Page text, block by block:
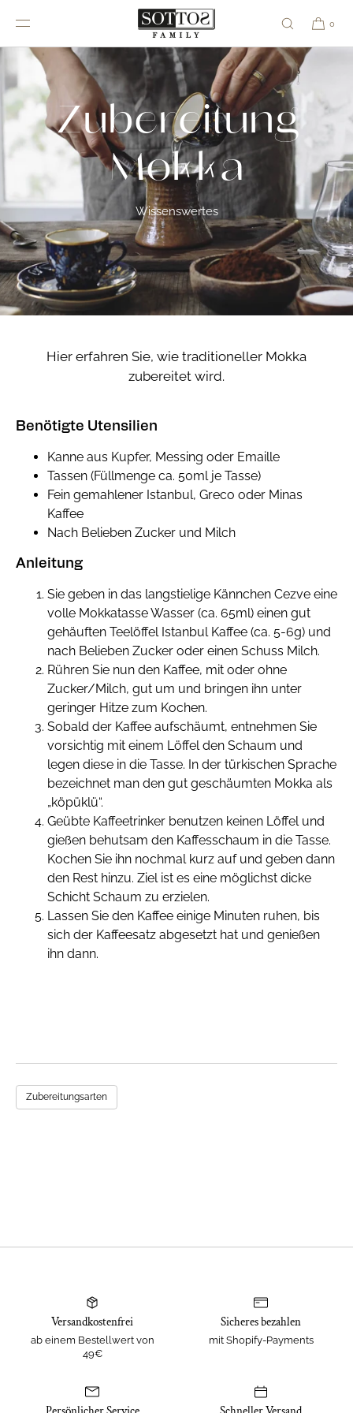
INHALT
0
Zubereitung
Mokka
Wissenswertes
Hier erfahren Sie, wie traditioneller Mokka
zubereitet wird.
Benötigte Utensilien
Kanne aus Kupfer, Messing oder Emaille
Tassen (Füllmenge ca. 50ml je Tasse)
Fein gemahlener Istanbul, Greco oder Minas
Kaffee
Nach Belieben Zucker und Milch
Anleitung
Sie geben in das langstielige Kännchen Cezve eine
volle Mokkatasse Wasser (ca. 65ml) einen gut
gehäuften Teelöffel Istanbul Kaffee (ca. 5-6g) und
nach Belieben Zucker oder einen Schuss Milch.
Rühren Sie nun den Kaffee, mit oder ohne
Zucker/Milch, gut um und bringen ihn unter
geringer Hitze zum Kochen.
Sobald der Kaffee aufschäumt, entnehmen Sie
vorsichtig mit einem Löffel den Schaum und
legen diese in die Tasse. In der türkischen Sprache
bezeichnet man den gut geschäumten Mokka als
„köpüklü“.
Geübte Kaffeetrinker benutzen keinen Löffel und
gießen behutsam den Kaffesschaum in die Tasse.
Kochen Sie ihn nochmal kurz auf und geben dann
den Rest hinzu. Ziel ist es eine möglichst dicke
Schicht Schaum zu erzielen.
Lassen Sie den Kaffee einige Minuten ruhen, bis
sich der Kaffeesatz abgesetzt hat und genießen
ihn dann.
Zubereitungsarten
Versandkostenfrei
ab einem Bestellwert von
49€
Sicheres bezahlen
mit Shopify-Payments